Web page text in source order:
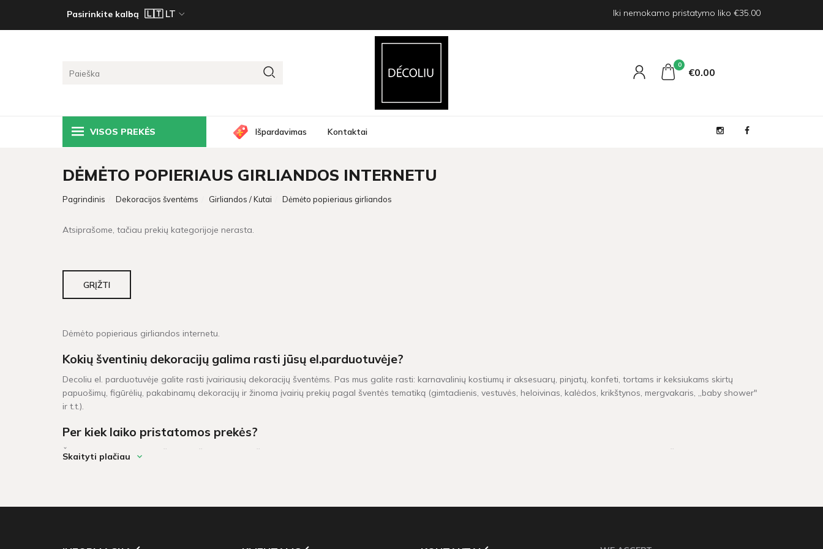
Pasirinkite kalbą Iki nemokamo pristatymo liko €35.00
0
€0 00
VISOS PREKĖS Išpardavimas Kontaktai
DĖMĖTO POPIERIAUS GIRLIANDOS INTERNETU
Pagrindinis Dekoracijos šventėms Girliandos / Kutai Dėmėto popieriaus girliandos
Atsiprašome, tačiau prekių kategorijoje nerasta.
GRĮŽTI
Dėmėto popieriaus girliandos internetu.
Kokių šventinių dekoracijų galima rasti jūsų el.parduotuvėje?
Decoliu el. parduotuvėje galite rasti įvairiausių dekoracijų šventėms. Pas mus galite rasti: karnavalinių kostiumų ir aksesuarų, pinjatų, konfeti, tortams ir keksiukams skirtų
papuošimų, figūrėlių, pakabinamų dekoracijų ir žinoma įvairių prekių pagal šventės tematiką (gimtadienis, vestuvės, heloivinas, kalėdos, krikštynos, mergvakaris, „baby shower"
ir t.t.).
Per kiek laiko pristatomos prekės?
Šventinės dekoracijos pažymėtos žaliu sandėlio ženkleliu yra pristatomos per 1-2 darbo dienas. Kitų dekoracijų, kurių vietoje neturime, pristatymas gali užtrukti tarp 4 - 16
Skaityti plačiau